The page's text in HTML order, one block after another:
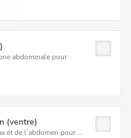
abdominale pour
(ventre)
et de l’abdomen pour ...